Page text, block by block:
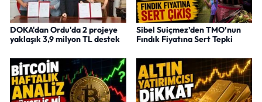
DOKA'dan Ordu'da 2 projeye
yaklaşık 3,9 milyon TL destek
Sibel Suiçmez’den TMO’nun
Fındık Fiyatına Sert Tepki